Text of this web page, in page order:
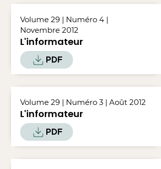
Volume 29 | Numéro 4 |
Novembre 2012
L'informateur
PDF
Volume 29 | Numéro 3 | Août 2012
L'informateur
PDF